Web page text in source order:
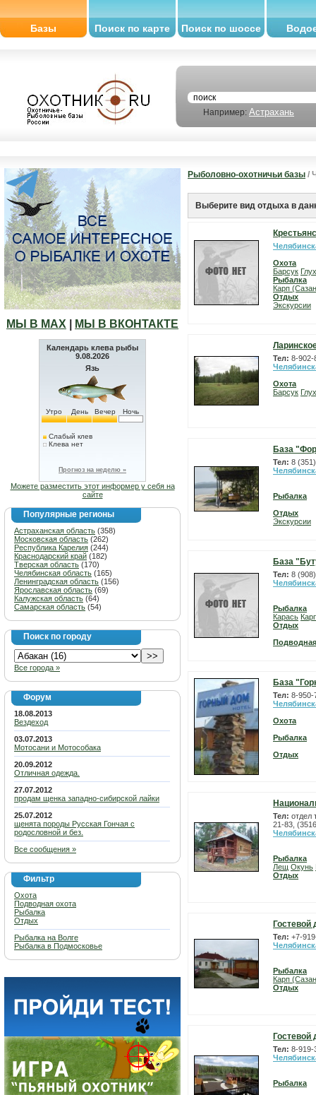
Базы Поиск по карте Поиск по шоссе
Например: Астрахань
МЫ В МАХ МЫ В ВКОНТАКТЕ
Календарь клева рыбы
9.08.2026
Язь
Утро День Вечер Ночь
Слабый клев
Клева нет
Прогноз на неделю »
Можете разместить этот информер у себя на
сайте
Популярные регионы
Астраханская область (358)
Московская область (262)
Республика Карелия (244)
Краснодарский край (182)
Тверская область (170)
Челябинская область (165)
Ленинградская область (156)
Ярославская область (69)
Калужская область (64)
Самарская область (54)
Поиск по городу
Все города »
Форум
18.08.2013
Вездеход
03.07.2013
Мотосани и Мотособака
20.09.2012
Отличная одежда.
27.07.2012
продам щенка западно-сибирской лайки
25.07.2012
щенята породы Русская Гончая с
родословной и без.
Все сообщения »
Фильтр
Охота
Подводная охота
Рыбалка
Отдых
Рыбалка на Волге
Рыбалка в Подмосковье
Рыболовно-охотничьи базы /
Выберите вид отдыха в
Охота
Барсук
Рыбалка
Карп
Отдых
Экскурсии
Тел: 8-902-
Охота
Барсук
База
Тел: 8
Рыбалка
Отдых
Экскурсии
База
Тел: 8
Рыбалка
Карась
Отдых
База
Тел: 8-950-
Охота
Рыбалка
Отдых
Тел: отдел
21-83,
Рыбалка
Лещ Окунь
Отдых
Гостевой
Тел: +7-
Рыбалка
Карп
Отдых
Тел: 8-919-
Рыбалка